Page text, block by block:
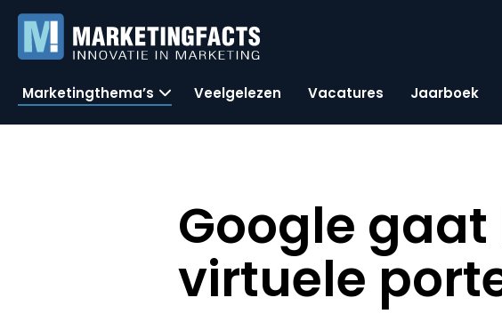
Marketingthema’s Veelgelezen Vacatures Jaarboek
Google
virtuele